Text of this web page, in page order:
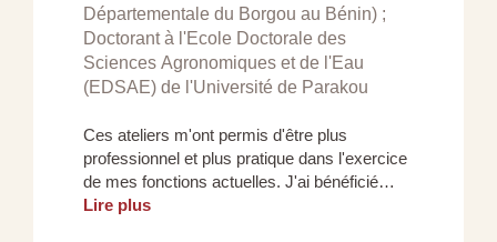
Départementale du Borgou au Bénin) ;
Doctorant à l'Ecole Doctorale des
Sciences Agronomiques et de l'Eau
(EDSAE) de l'Université de Parakou
Ces ateliers m'ont permis d'être plus
professionnel et plus pratique dans l'exercice
de mes fonctions actuelles. J'ai bénéficié…
Lire plus